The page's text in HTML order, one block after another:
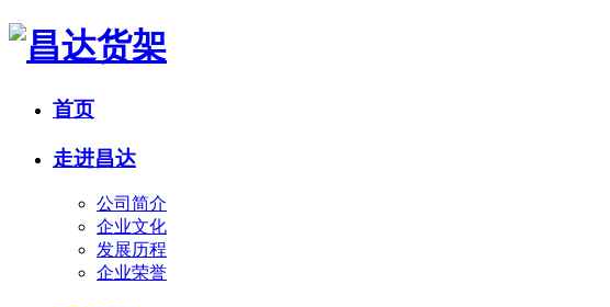
首页
走进昌达
公司简介
企业文化
发展历程
企业荣誉